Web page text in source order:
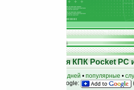
25
программы для КПК Pocket PC
за 7 дней • популярные •
на Google: